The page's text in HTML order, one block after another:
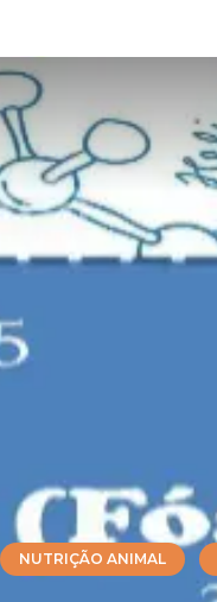
NUTRIÇÃO ANIMAL